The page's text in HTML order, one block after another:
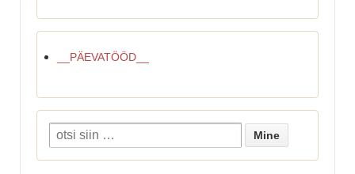
__PÄEVATÖÖD__